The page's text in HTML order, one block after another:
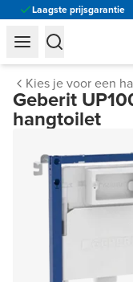
Laagste prijsgarantie
Kies je voor een
Geberit
hangtoilet